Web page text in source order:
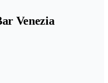
Venezia